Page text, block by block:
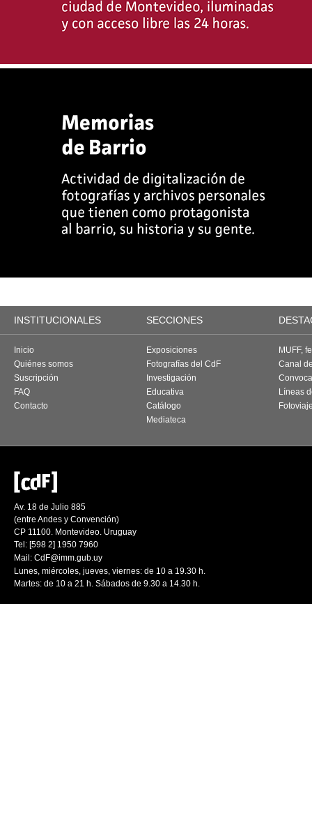
INSTITUCIONALES SECCIONES
Inicio
Quiénes somos
Suscripción
FAQ
Contacto
Exposiciones
Fotografías del CdF
Investigación
Educativa
Catálogo
Mediateca
MUFF,
Canal
Líneas
Av. 18 de Julio 885
(entre Andes y Convención)
CP 11100. Montevideo. Uruguay
Tel: [598 2] 1950 7960
Mail: CdF@imm.gub.uy
Lunes, miércoles, jueves, viernes: de 10 a 19.30 h.
Martes: de 10 a 21 h. Sábados de 9.30 a 14.30 h.